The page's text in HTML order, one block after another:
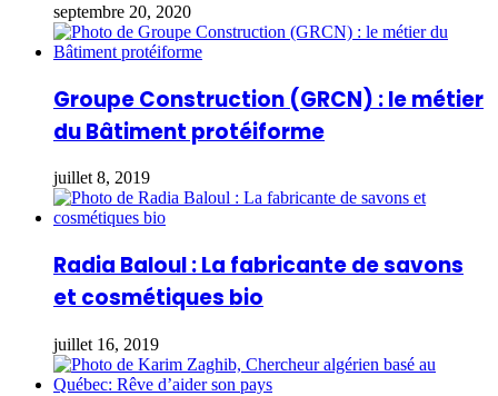
septembre 20, 2020
Groupe Construction (GRCN) : le métier
du Bâtiment protéiforme
juillet 8, 2019
Radia Baloul : La fabricante de savons
et cosmétiques bio
juillet 16, 2019